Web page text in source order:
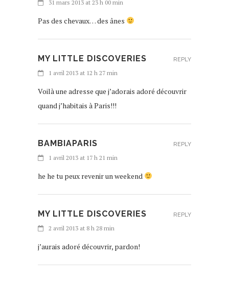
31 mars 2013 at 23 h 00 min
Pas des chevaux… des ânes
MY LITTLE DISCOVERIES
1 avril 2013 at 12 h 27 min
Voilà une adresse que j’adorais adoré découvrir
quand j’habitais à Paris!!!
REPLY
BAMBIAPARIS
1 avril 2013 at 17 h 21 min
he he tu peux revenir un weekend
REPLY
MY LITTLE DISCOVERIES
2 avril 2013 at 8 h 28 min
j’aurais adoré découvrir, pardon!
REPLY